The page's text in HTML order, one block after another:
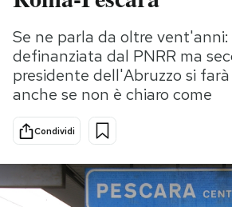
Scienza
Cultura
Economia
Sport
Europa
PODCAST
Se ne parla da oltre
definanziata dal PNRR ma
presidente dell'Abruzzo si
anche se non è chiaro come
Condividi